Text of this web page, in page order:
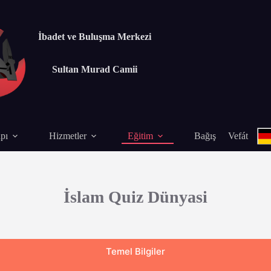
İbadet ve Buluşma Merkezi
Sultan Murad Camii
Hizmetler Eğitim Bağış Vefát
İslam Quiz Dünyasi
Temel Bilgiler